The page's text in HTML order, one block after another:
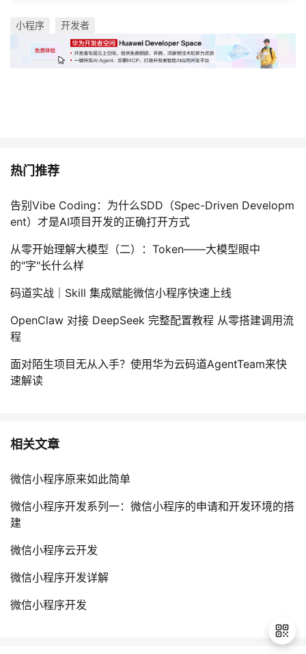
小程序 开发者
热门推荐
告别Vibe Coding：为什么SDD（Spec-Driven Developm
ent）才是AI项目开发的正确打开方式
从零开始理解大模型（二）：Token——大模型眼中
的"字"长什么样
码道实战｜Skill 集成赋能微信小程序快速上线
OpenClaw 对接 DeepSeek 完整配置教程 从零搭建调用流
程
面对陌生项目无从入手？使用华为云码道AgentTeam来快
速解读
相关文章
微信小程序原来如此简单
微信小程序开发系列一：微信小程序的申请和开发环境的搭
建
微信小程序云开发
微信小程序开发详解
微信小程序开发